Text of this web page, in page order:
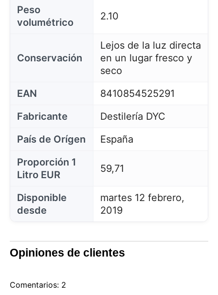
Peso
volumétrico
2.10
Conservación
Lejos de la luz directa
en un lugar fresco y
seco
EAN
8410854525291
Fabricante
Destilería DYC
País de Orígen
España
Proporción 1
Litro EUR
59,71
Disponible
desde
martes 12 febrero,
2019
Opiniones de clientes
Comentarios: 2